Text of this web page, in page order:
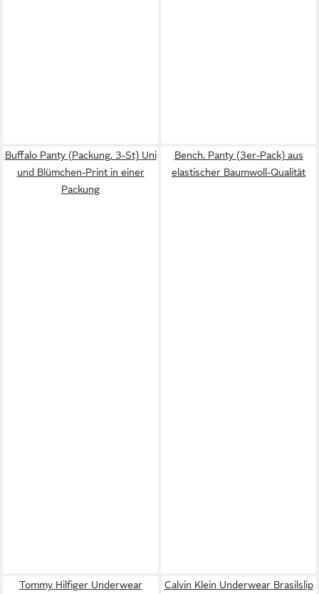
Buffalo Panty (Packung, 3-St) Uni
und Blümchen-Print in einer
Packung
Bench. Panty (3er-Pack) aus
elastischer Baumwoll-Qualität
Tommy Hilfiger Underwear Calvin Klein Underwear Brasilslip